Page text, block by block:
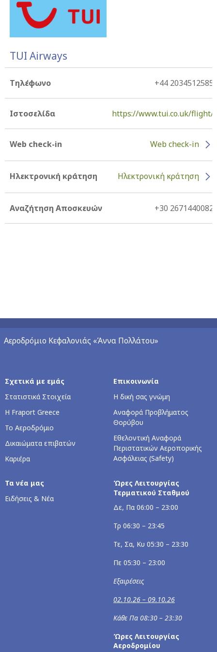
TUI Airways
Τηλέφωνο +44 2034512585
Ιστοσελίδα https://www.tui.co.uk/flight/
Web check-in Web check-in
Ηλεκτρονική κράτηση Ηλεκτρονική κράτηση
Αναζήτηση Αποσκευών +30 2671440082
Αεροδρόμιο Κεφαλονιάς «Άννα Πολλάτου»
Σχετικά με εμάς
Στατιστικά Στοιχεία
Η Fraport Greece
Το Αεροδρόμιο
Δικαιώματα επιβατών
Καριέρα
Επικοινωνία
Η δική σας γνώμη
Αναφορά Προβλήματος
Θορύβου
Εθελοντική Αναφορά
Περιστατικών Αεροπορικής
Ασφάλειας (Safety)
Τα νέα μας
Ειδήσεις & Νέα
Ώρες Λειτουργίας
Τερματικού Σταθμού
Δε, Πα 06:00 – 23:00
Τρ 06:30 – 23:45
Τε, Σα, Κυ 05:30 – 23:30
Πε 05:30 – 23:00
Εξαιρέσεις
02.10.26 – 09.10.26
Κάθε Πα 08:30 – 23:30
Ώρες Λειτουργίας
Αεροδρομίου